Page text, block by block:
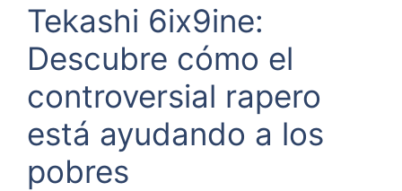
Tekashi 6ix9ine:
Descubre cómo el
controversial rapero
está ayudando a los
pobres